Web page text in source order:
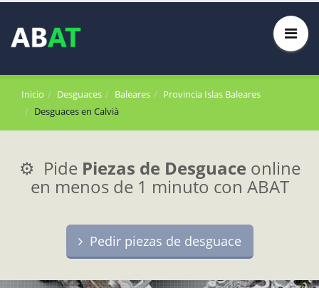
Inicio Desguaces Baleares
Provincia Islas Baleares
Desguaces en Calvià
⚙️ Pide Piezas de Desguace online
en menos de 1 minuto con ABAT
Pedir piezas de desguace